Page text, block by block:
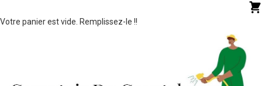
Votre panier est vide. Remplissez-le !!